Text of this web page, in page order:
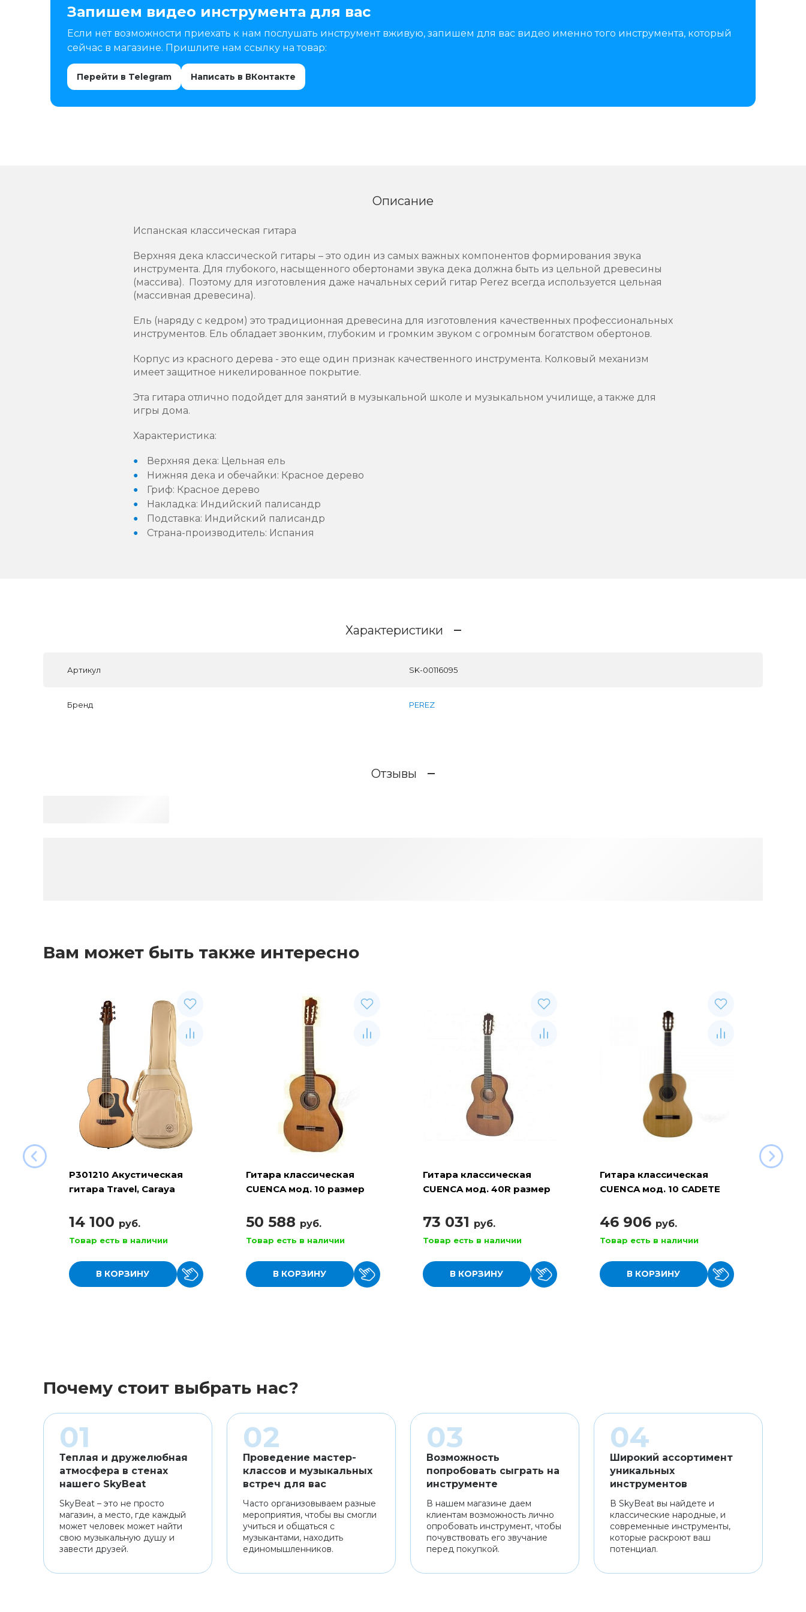
Запишем видео инструмента для вас
Если нет возможности приехать к нам послушать инструмент вживую, запишем для вас видео именно того инструмента, который
сейчас в магазине. Пришлите нам ссылку на товар:
Перейти в Telegram Написать в ВКонтакте
Описание
Испанская классическая гитара
Верхняя дека классической гитары – это один из самых важных компонентов формирования звука
инструмента. Для глубокого, насыщенного обертонами звука дека должна быть из цельной древесины
(массива). Поэтому для изготовления даже начальных серий гитар Perez всегда используется цельная
(массивная древесина).
Ель (наряду с кедром) это традиционная древесина для изготовления качественных профессиональных
инструментов. Ель обладает звонким, глубоким и громким звуком с огромным богатством обертонов.
Корпус из красного дерева - это еще один признак качественного инструмента. Колковый механизм
имеет защитное никелированное покрытие.
Эта гитара отлично подойдет для занятий в музыкальной школе и музыкальном училище, а также для
игры дома.
Характеристика:
Верхняя дека: Цельная ель
Нижняя дека и обечайки: Красное дерево
Гриф: Красное дерево
Накладка: Индийский палисандр
Подставка: Индийский палисандр
Страна-производитель: Испания
Характеристики
Артикул SK-00116095
Бренд PEREZ
Отзывы
Вам может быть также интересно
P301210 Акустическая
гитара Travel, Caraya
14 100 руб.
Товар есть в наличии
В КОРЗИНУ
Гитара классическая
CUENCA мод. 10 размер
50 588 руб.
Товар есть в наличии
В КОРЗИНУ
Гитара классическая
CUENCA мод. 40R размер
73 031 руб.
Товар есть в наличии
В КОРЗИНУ
Гитара классическая
CUENCA мод. 10 CADETE
46 906 руб.
Товар есть в наличии
В КОРЗИНУ
Почему стоит выбрать нас?
Теплая и дружелюбная
атмосфера в стенах
нашего SkyBeat
SkyBeat – это не просто
магазин, а место, где каждый
может человек может найти
свою музыкальную душу и
завести друзей.
Проведение мастер-
классов и музыкальных
встреч для вас
Часто организовываем разные
мероприятия, чтобы вы смогли
учиться и общаться с
музыкантами, находить
единомышленников.
Возможность
попробовать сыграть на
инструменте
В нашем магазине даем
клиентам возможность лично
опробовать инструмент, чтобы
почувствовать его звучание
перед покупкой.
Широкий ассортимент
уникальных
инструментов
В SkyBeat вы найдете и
классические народные, и
современные инструменты,
которые раскроют ваш
потенциал.